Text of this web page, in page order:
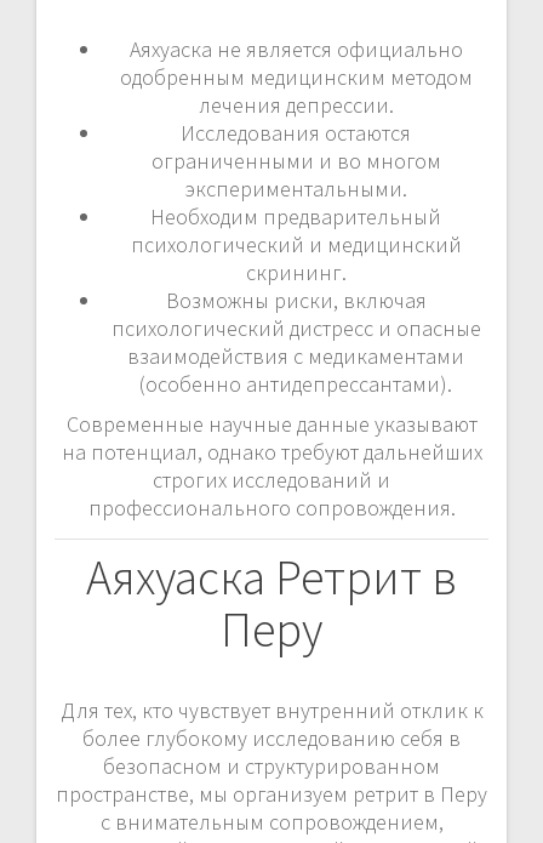
Аяхуаска не является официально
одобренным медицинским методом
лечения депрессии.
Исследования остаются
ограниченными и во многом
экспериментальными.
Необходим предварительный
психологический и медицинский
скрининг.
Возможны риски, включая
психологический дистресс и опасные
взаимодействия с медикаментами
(особенно антидепрессантами).
Современные научные данные указывают
на потенциал, однако требуют дальнейших
строгих исследований и
профессионального сопровождения.
Аяхуаска Ретрит в
Перу
Для тех, кто чувствует внутренний отклик к
более глубокому исследованию себя в
безопасном и структурированном
пространстве, мы организуем ретрит в Перу
с внимательным сопровождением,